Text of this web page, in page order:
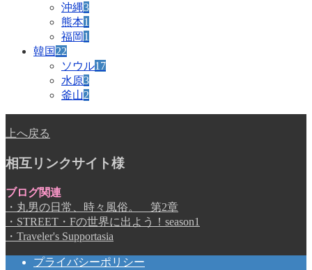
沖縄3
熊本1
福岡1
韓国22
ソウル17
水原3
釜山2
上へ戻る
相互リンクサイト様
ブログ関連
・丸男の日常、時々風俗。 第2章
・STREET・Fの世界に出よう！season1
・Traveler's Supportasia
プライバシーポリシー